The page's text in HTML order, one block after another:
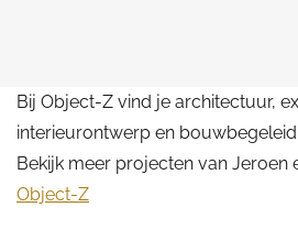
Bij Object-Z vind je architectuur,
interieurontwerp en
Bekijk meer projecten van Jeroen
Object-Z